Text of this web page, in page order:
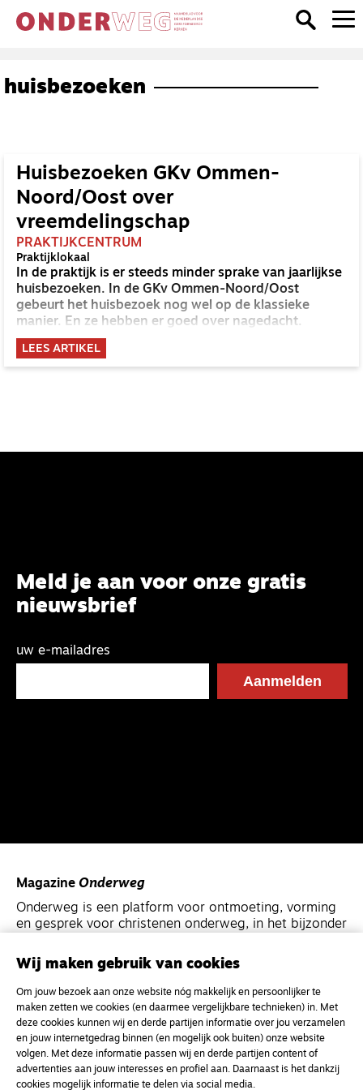
huisbezoeken
Huisbezoeken GKv Ommen-
Noord/Oost over
vreemdelingschap
PRAKTIJKCENTRUM
Praktijklokaal
In de praktijk is er steeds minder sprake van jaarlijkse
huisbezoeken. In de GKv Ommen-Noord/Oost
gebeurt het huisbezoek nog wel op de klassieke
manier. En ze hebben er goed over nagedacht.
LEES ARTIKEL
Meld je aan voor onze gratis
nieuwsbrief
uw e-mailadres
Magazine Onderweg
Onderweg is een platform voor ontmoeting, vorming
en gesprek voor christenen onderweg, in het bijzonder
Kvk-nummer 33277063
NL46 INGB 0117 5827 86
info@onderwegonline.nl
Wij maken gebruik van cookies
Om jouw bezoek aan onze website nóg makkelijk en persoonlijker te
maken zetten we cookies (en daarmee vergelijkbare technieken) in. Met
deze cookies kunnen wij en derde partijen informatie over jou verzamelen
en jouw internetgedrag binnen (en mogelijk ook buiten) onze website
volgen. Met deze informatie passen wij en derde partijen content of
advertenties aan jouw interesses en profiel aan. Daarnaast is het dankzij
cookies mogelijk informatie te delen via social media.